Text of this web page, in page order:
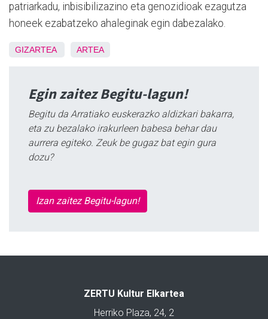
patriarkadu, inbisibilizazino eta genozidioak ezagutza
honeek ezabatzeko ahaleginak egin dabezalako.
GIZARTEA ARTEA
Egin zaitez Begitu-lagun!
Begitu da Arratiako euskerazko aldizkari bakarra,
eta zu bezalako irakurleen babesa behar dau
aurrera egiteko. Zeuk be gugaz bat egin gura
dozu?
Izan zaitez Begitu-lagun!
ZERTU Kultur Elkartea
Herriko Plaza, 24, 2